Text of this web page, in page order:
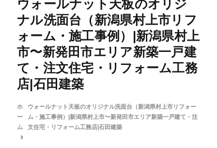
ウォールナット天板のオリジ
ナル洗面台（新潟県村上市リフ
ォーム・施工事例）|新潟県村上
市〜新発田市エリア新築一戸建
て・注文住宅・リフォーム工務
店|石田建築
ホ
ー
ム
ウォールナット天板のオリジナル洗面台（新潟県村上市リフォー
ム・施工事例）|新潟県村上市〜新発田市エリア新築一戸建て・注
文住宅・リフォーム工務店|石田建築